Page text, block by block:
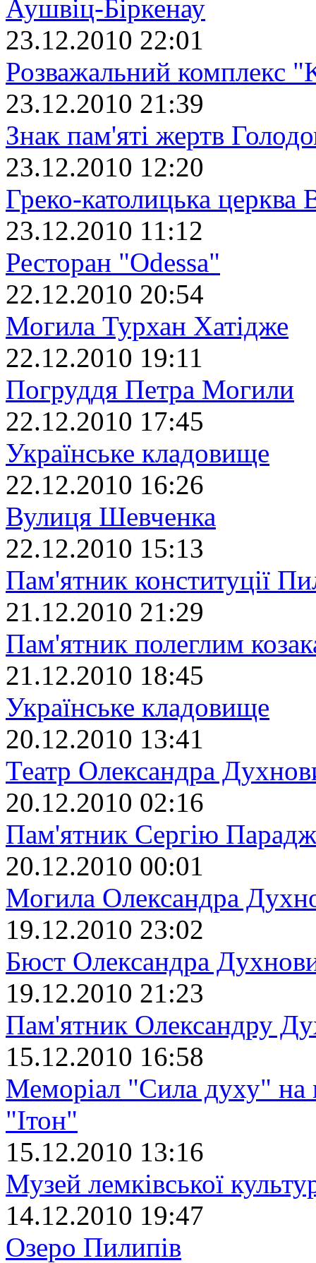
Аушвіц-Біркенау
23.12.2010 22:01
Розважальний комплекс
23.12.2010 21:39
Знак пам'яті жертв
23.12.2010 12:20
Греко-католицька
23.12.2010 11:12
Ресторан "Odessa"
22.12.2010 20:54
Могила Турхан Хатідже
22.12.2010 19:11
Погруддя Петра Могили
22.12.2010 17:45
Українське кладовище
22.12.2010 16:26
Вулиця Шевченка
22.12.2010 15:13
Пам'ятник конституції
21.12.2010 21:29
Пам'ятник полеглим
21.12.2010 18:45
Українське кладовище
20.12.2010 13:41
Театр Олександра
20.12.2010 02:16
Пам'ятник Сергію
20.12.2010 00:01
Могила Олександра
19.12.2010 23:02
Бюст Олександра
19.12.2010 21:23
Пам'ятник Олександру
15.12.2010 16:58
Меморіал "Сила духу" на
"Ітон"
15.12.2010 13:16
Музей лемківської
14.12.2010 19:47
Озеро Пилипів